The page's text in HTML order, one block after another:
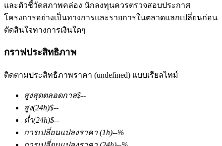
ฟิวเจอร์ส COIN-M
ฟิวเจอร์สสกุลเงินดิจิทัล
TradFi
และตัวชี้วัดสภาพคล่อง นักลงทุนควรตรวจสอบประกาศ
โครงการอย่างเป็นทางการและรายการในตลาดแลกเปลี่ยนก่อน
ตัดสินใจทางการเงินใดๆ
กราฟประสิทธิภาพ
ติดตามประสิทธิภาพราคา (undefined) แบบเรียลไทม์
สูงสุดตลอดกาล$--
สูง(24h)$--
ต่ำ(24h)$--
การเปลี่ยนแปลงราคา (1h)--%